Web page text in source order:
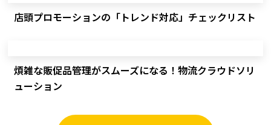
店頭プロモーションの「トレンド対応」チェックリスト
煩雑な販促品管理がスムーズになる！物流クラウドソリ
ューション